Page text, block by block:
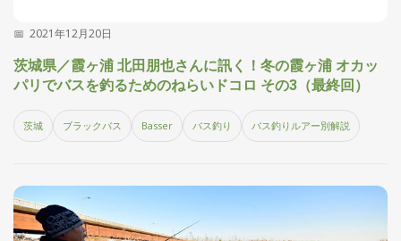
2021年12月20日
茨城県／霞ヶ浦 北田朋也さんに訊く！冬の霞ヶ浦 オカッ
パリでバスを釣るためのねらいドコロ その3（最終回）
茨城 ブラックバス Basser バス釣り バス釣りルアー別解説